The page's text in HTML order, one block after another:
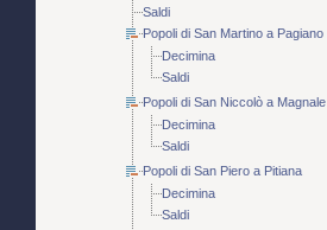
Saldi
Popoli di San Martino a Pagiano
Decimina
Saldi
Popoli di San Niccolò a Magnale
Decimina
Saldi
Popoli di San Piero a Pitiana
Decimina
Saldi